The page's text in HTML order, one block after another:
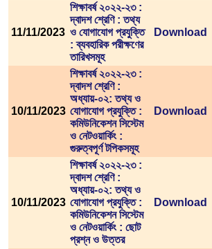
11/11/2023
শিক্ষাবর্ষ ২০২২-২৩ :
দ্বাদশ শ্রেণি : তথ্য
ও যোগাযোগ প্রযুক্তি
: ব্যবহারিক পরীক্ষণের
তারিখসমূহ
Download
10/11/2023
শিক্ষাবর্ষ ২০২২-২৩ :
দ্বাদশ শ্রেণি :
অধ্যায়-০২: তথ্য ও
যোগাযোগ প্রযুক্তি :
কমিউনিকেশন সিস্টেম
ও নেটওয়ার্কিং :
গুরুত্বপূর্ণ টপিকসমূহ
Download
10/11/2023
শিক্ষাবর্ষ ২০২২-২৩ :
দ্বাদশ শ্রেণি :
অধ্যায়-০২: তথ্য ও
যোগাযোগ প্রযুক্তি :
কমিউনিকেশন সিস্টেম
ও নেটওয়ার্কিং : ছোট
প্রশ্ন ও উত্তর
Download